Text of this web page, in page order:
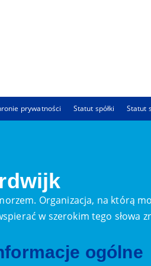
prywatności Statut spółki Statut
Organizacja, na którą
w szerokim tego słowa
ogólne